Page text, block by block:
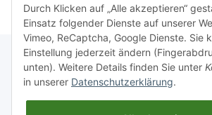
Rechtliches
Durch Klicken auf „Alle akzeptieren“
Einsatz folgender Dienste auf unserer
Vimeo, ReCaptcha, Google Dienste. Sie
Einstellung jederzeit ändern
unten). Weitere Details finden Sie unter
in unserer Datenschutzerklärung.